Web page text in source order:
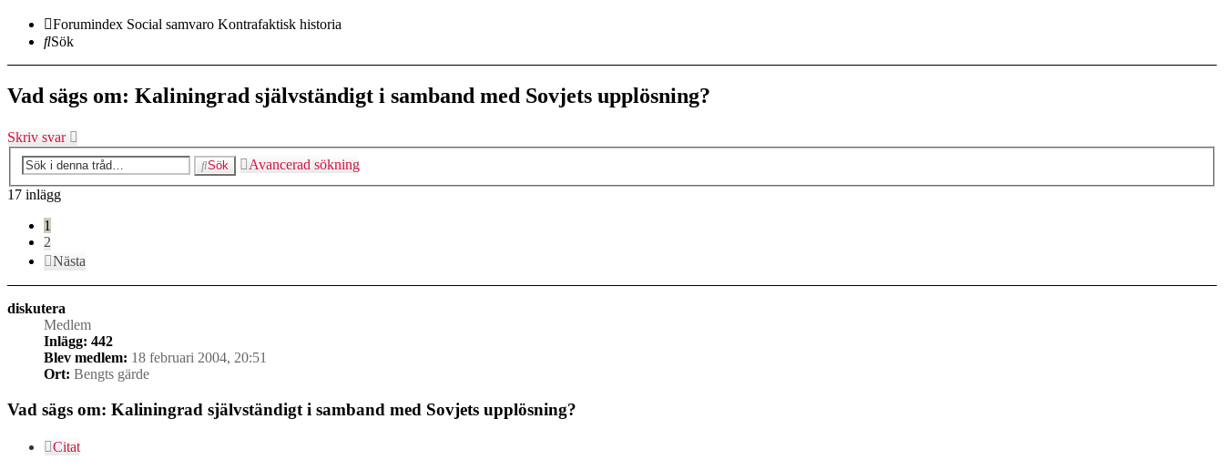
Forumindex Social samvaro Kontrafaktisk historia
Sök
Vad sägs om: Kaliningrad självständigt i samband med Sovjets upplösning?
Skriv svar
Sök
Avancerad sökning
17 inlägg
1
2
Nästa
diskutera
Medlem
Inlägg: 442
Blev medlem: 18 februari 2004, 20:51
Ort: Bengts gärde
Vad sägs om: Kaliningrad självständigt i samband med Sovjets upplösning?
Citat